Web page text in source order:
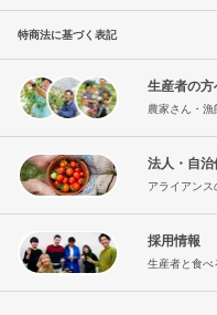
特商法に基づく表記
生産者の方
農家さん・
法人・自治
アライアンス
採用情報
生産者と食べ